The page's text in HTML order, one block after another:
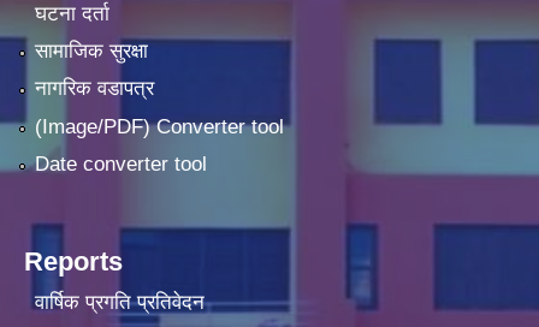
घटना दर्ता
सामाजिक सुरक्षा
नागरिक वडापत्र
(Image/PDF) Converter tool
Date converter tool
Reports
वार्षिक प्रगति प्रतिवेदन